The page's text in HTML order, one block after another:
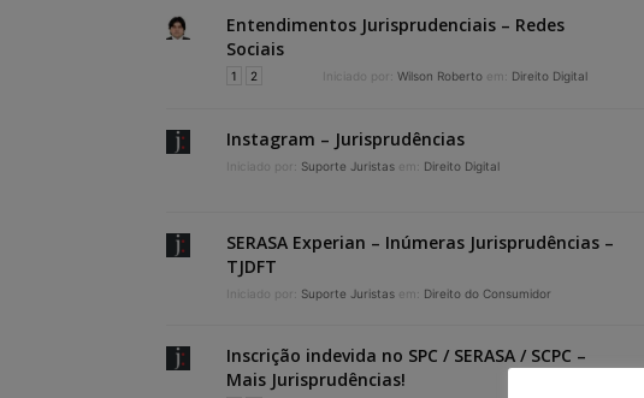
Entendimentos Jurisprudenciais – Redes
Sociais
1 2 Iniciado por: Wilson Roberto em: Direito Digital
Instagram – Jurisprudências
Iniciado por: Suporte Juristas em: Direito Digital
SERASA Experian – Inúmeras Jurisprudências –
TJDFT
Iniciado por: Suporte Juristas em: Direito do Consumidor
Inscrição indevida no SPC / SERASA / SCPC –
Mais Jurisprudências!